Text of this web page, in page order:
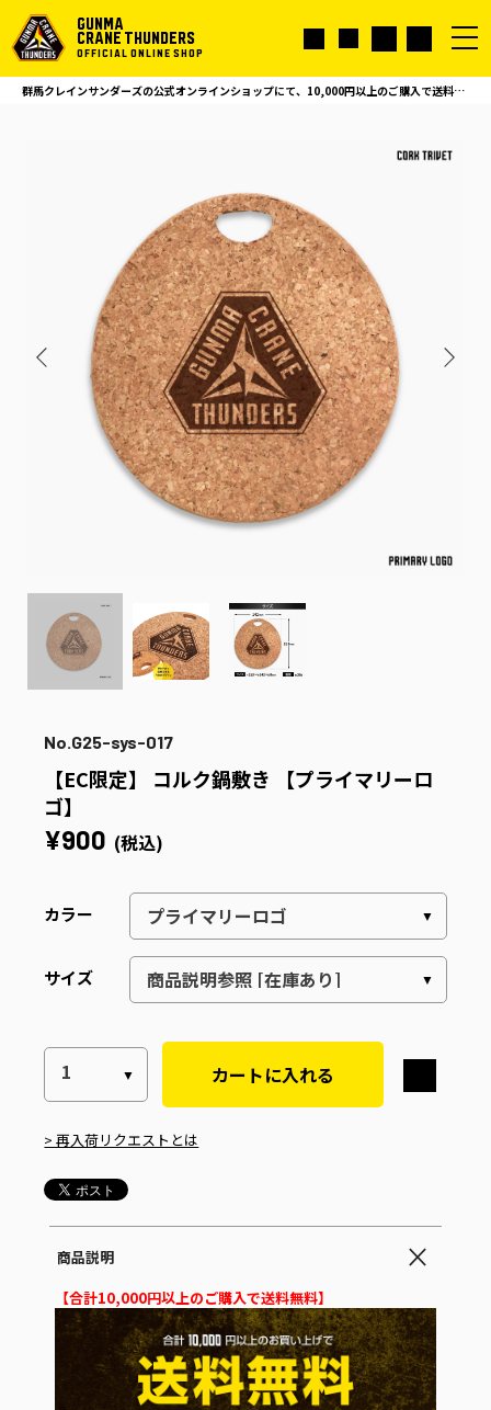
GUNMA
CRANE THUNDERS
OFFICIAL ONLINE SHOP
群馬クレインサンダーズの公式オンラインショップにて、10,000円以上のご購入で送料無料！
No.G25-sys-017
【EC限定】 コルク鍋敷き 【プライマリーロ
ゴ】
¥900 (税込)
カラー
サイズ
カートに入れる
> 再入荷リクエストとは
商品説明
【合計10,000円以上のご購入で送料無料】